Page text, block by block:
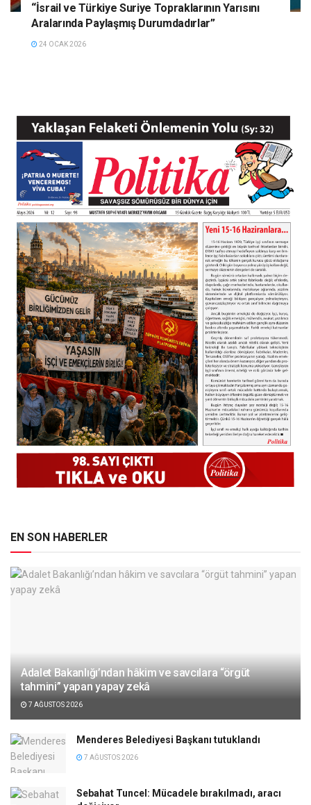
“İsrail ve Türkiye Suriye Topraklarının Yarısını
Aralarında Paylaşmış Durumdadırlar”
24 OCAK 2026
EN SON HABERLER
Adalet Bakanlığı’ndan hâkim ve savcılara “örgüt
tahmini” yapan yapay zekâ
7 AĞUSTOS 2026
Menderes Belediyesi Başkanı tutuklandı
7 AĞUSTOS 2026
Sebahat Tuncel: Mücadele bırakılmadı, aracı